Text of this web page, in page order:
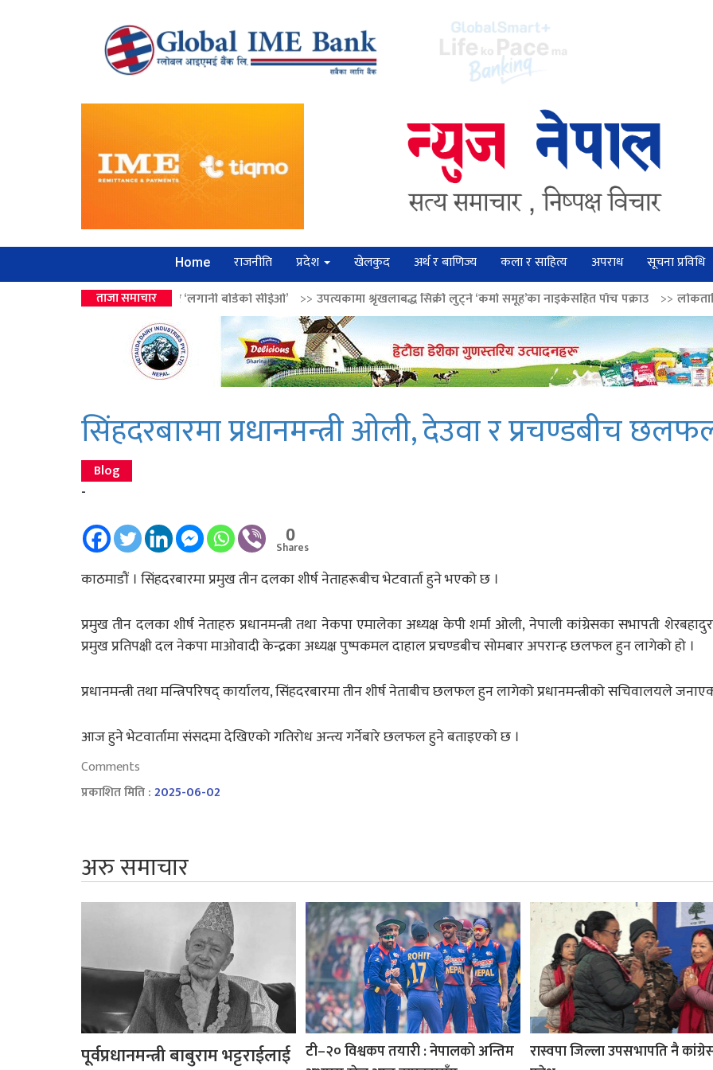
Home राजनीति प्रदेश खेलकुद अर्थ र बाणिज्य कला र साहित्य अपराध सूचना प्रविधि
ताजा समाचार
उपहार ‘लगानी बोर्डको सीईओ’ >>उपत्यकामा श्रृंखलाबद्ध सिक्री लुट्ने ‘कर्मा समूह’का नाइकेसहित पाँच पक्राउ >>लोकतान्त्रिक मूल्य सुदृढ
सिंहदरबारमा प्रधानमन्त्री ओली, देउवा र प्रचण्डबीच
Blog
-
0
Shares
काठमाडौं । सिंहदरबारमा प्रमुख तीन दलका शीर्ष नेताहरूबीच भेटवार्ता हुने भएको छ ।
प्रमुख तीन दलका शीर्ष नेताहरु प्रधानमन्त्री तथा नेकपा एमालेका अध्यक्ष केपी शर्मा ओली, नेपाली कांग्रेसका सभापती
प्रमुख प्रतिपक्षी दल नेकपा माओवादी केन्द्रका अध्यक्ष पुष्पकमल दाहाल प्रचण्डबीच सोमबार अपरान्ह छलफल हुन लागेको हो ।
प्रधानमन्त्री तथा मन्त्रिपरिषद् कार्यालय, सिंहदरबारमा तीन शीर्ष नेताबीच छलफल हुन लागेको प्रधानमन्त्रीको सचिवालयले
आज हुने भेटवार्तामा संसदमा देखिएको गतिरोध अन्त्य गर्नेबारे छलफल हुने बताइएको छ ।
Comments
प्रकाशित मिति :2025-06-02
अरु समाचार
पूर्वप्रधानमन्त्री बाबुराम भट्टराईलाई
टी–२० विश्वकप तयारी : नेपालको अन्तिम
रास्वपा जिल्ला उपसभापति नै